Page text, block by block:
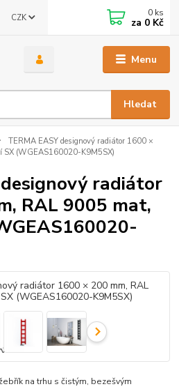
Menu
CZK
Hledat
0 ks
za 0 Kč
TERMA EASY designový radiátor 1600 ×
(WGEAS160020-K9M5SX)
radiátor
RAL 9005 mat,
na trhu s čistým, bezešvým